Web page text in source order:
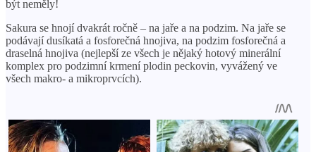
být neměly!
Sakura se hnojí dvakrát ročně – na jaře a na podzim. Na jaře se
podávají dusíkatá a fosforečná hnojiva, na podzim fosforečná a
draselná hnojiva (nejlepší ze všech je nějaký hotový minerální
komplex pro podzimní krmení plodin peckovin, vyvážený ve
všech makro- a mikroprvcích).